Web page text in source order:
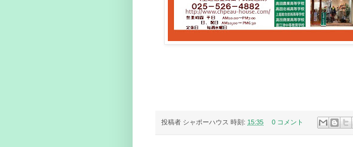
投稿者 シャポーハウス 時刻: 15:35 0 コメント